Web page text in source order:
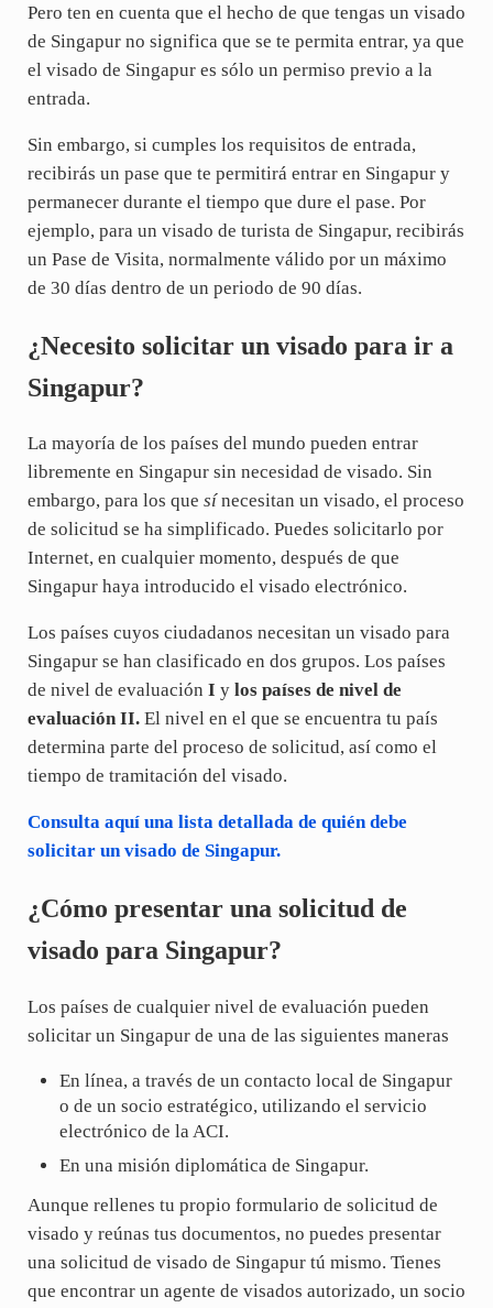
Pero ten en cuenta que el hecho de que tengas un visado
de Singapur no significa que se te permita entrar, ya que
el visado de Singapur es sólo un permiso previo a la
entrada.
Sin embargo, si cumples los requisitos de entrada,
recibirás un pase que te permitirá entrar en Singapur y
permanecer durante el tiempo que dure el pase. Por
ejemplo, para un visado de turista de Singapur, recibirás
un Pase de Visita, normalmente válido por un máximo
de 30 días dentro de un periodo de 90 días.
¿Necesito solicitar un visado para ir a
Singapur?
La mayoría de los países del mundo pueden entrar
libremente en Singapur sin necesidad de visado. Sin
embargo, para los que sínecesitan un visado, el proceso
de solicitud se ha simplificado. Puedes solicitarlo por
Internet, en cualquier momento, después de que
Singapur haya introducido el visado electrónico.
Los países cuyos ciudadanos necesitan un visado para
Singapur se han clasificado en dos grupos. Los países
de nivel de evaluación I y los países de nivel de
evaluación II.El nivel en el que se encuentra tu país
determina parte del proceso de solicitud, así como el
tiempo de tramitación del visado.
Consulta aquí una lista detallada de quién debe
solicitar un visado de Singapur.
¿Cómo presentar una solicitud de
visado para Singapur?
Los países de cualquier nivel de evaluación pueden
solicitar un Singapur de una de las siguientes maneras
En línea, a través de un contacto local de Singapur
o de un socio estratégico, utilizando el servicio
electrónico de la ACI.
En una misión diplomática de Singapur.
Aunque rellenes tu propio formulario de solicitud de
visado y reúnas tus documentos, no puedes presentar
una solicitud de visado de Singapur tú mismo. Tienes
que encontrar un agente de visados autorizado, un socio